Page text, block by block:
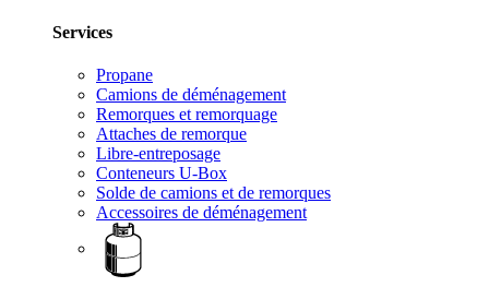
Services
Propane
Camions de déménagement
Remorques et remorquage
Attaches de remorque
Libre-entreposage
Conteneurs U-Box
Solde de camions et de remorques
Accessoires de déménagement